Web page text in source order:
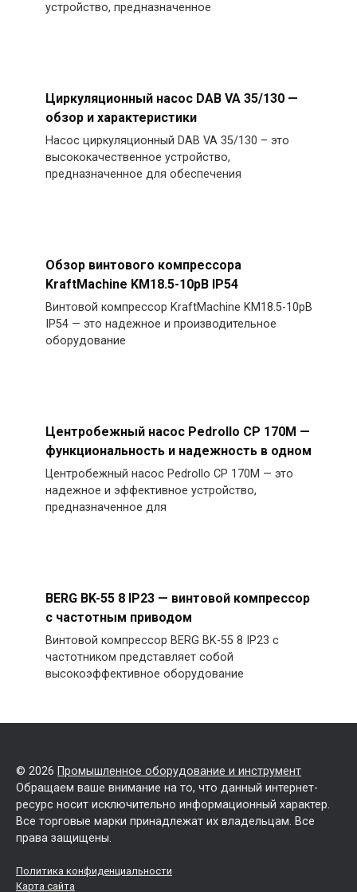
устройство, предназначенное
Циркуляционный насос DAB VA 35/130 —
обзор и характеристики
Насос циркуляционный DAB VA 35/130 – это
высококачественное устройство,
предназначенное для обеспечения
Обзор винтового компрессора
KraftMachine KM18.5-10рВ IP54
Винтовой компрессор KraftMachine KM18.5-10рВ
IP54 — это надежное и производительное
оборудование
Центробежный насос Pedrollo CP 170M —
функциональность и надежность в одном
Центробежный насос Pedrollo CP 170M — это
надежное и эффективное устройство,
предназначенное для
BERG BK-55 8 IP23 — винтовой компрессор
с частотным приводом
Винтовой компрессор BERG BK-55 8 IP23 с
частотником представляет собой
высокоэффективное оборудование
© 2026 Промышленное оборудование и инструмент
Обращаем ваше внимание на то, что данный интернет-
ресурс носит исключительно информационный характер.
Все торговые марки принадлежат их владельцам. Все
права защищены.
Политика конфиденциальности
Карта сайта